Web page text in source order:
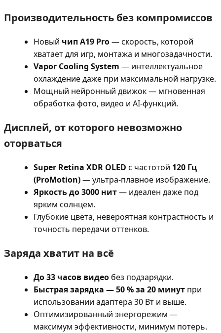
Производительность без компромиссов
Новый чип A19 Pro— скорость, которой
хватает для игр, монтажа и многозадачности.
Vapor Cooling System — интеллектуальное
охлаждение даже при максимальной нагрузке.
Мощный нейронный движок — мгновенная
обработка фото, видео и AI-функций.
Дисплей, от которого невозможно
оторваться
Super Retina XDR OLED с частотой 120 Гц
(ProMotion)— ультра-плавное изображение.
Яркость до 3000 нит— идеален даже под
ярким солнцем.
Глубокие цвета, невероятная контрастность и
точность передачи оттенков.
Заряда хватит на всё
До 33 часов видео без подзарядки.
Быстрая зарядка — 50 % за 20 минут при
использовании адаптера 30 Вт и выше.
Оптимизированный энергорежим —
максимум эффективности, минимум потерь.